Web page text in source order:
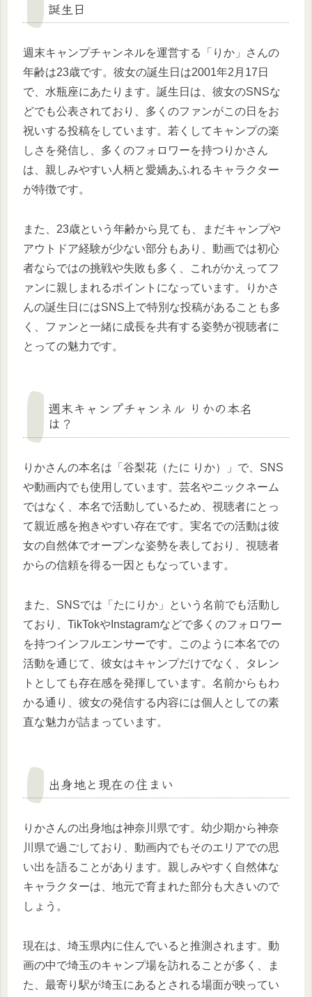
誕生日
週末キャンプチャンネルを運営する「りか」さんの
年齢は23歳です。彼女の誕生日は2001年2月17日
で、水瓶座にあたります。誕生日は、彼女のSNSな
どでも公表されており、多くのファンがこの日をお
祝いする投稿をしています。若くしてキャンプの楽
しさを発信し、多くのフォロワーを持つりかさん
は、親しみやすい人柄と愛嬌あふれるキャラクター
が特徴です。
また、23歳という年齢から見ても、まだキャンプや
アウトドア経験が少ない部分もあり、動画では初心
者ならではの挑戦や失敗も多く、これがかえってフ
ァンに親しまれるポイントになっています。りかさ
んの誕生日にはSNS上で特別な投稿があることも多
く、ファンと一緒に成長を共有する姿勢が視聴者に
とっての魅力です。
週末キャンプチャンネル りかの本名
は？
りかさんの本名は「谷梨花（たに りか）」で、SNS
や動画内でも使用しています。芸名やニックネーム
ではなく、本名で活動しているため、視聴者にとっ
て親近感を抱きやすい存在です。実名での活動は彼
女の自然体でオープンな姿勢を表しており、視聴者
からの信頼を得る一因ともなっています。
また、SNSでは「たにりか」という名前でも活動し
ており、TikTokやInstagramなどで多くのフォロワー
を持つインフルエンサーです。このように本名での
活動を通じて、彼女はキャンプだけでなく、タレン
トとしても存在感を発揮しています。名前からもわ
かる通り、彼女の発信する内容には個人としての素
直な魅力が詰まっています。
出身地と現在の住まい
りかさんの出身地は神奈川県です。幼少期から神奈
川県で過ごしており、動画内でもそのエリアでの思
い出を語ることがあります。親しみやすく自然体な
キャラクターは、地元で育まれた部分も大きいので
しょう。
現在は、埼玉県内に住んでいると推測されます。動
画の中で埼玉のキャンプ場を訪れることが多く、ま
た、最寄り駅が埼玉にあるとされる場面が映ってい